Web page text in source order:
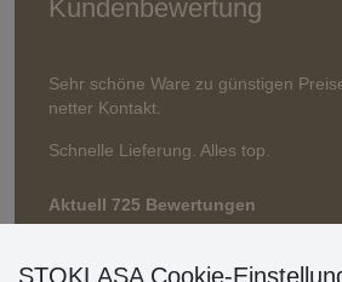
Kundenbewertung
Sehr schöne Ware zu günstigen
netter Kontakt.
Schnelle Lieferung. Alles top.
Aktuell 725 Bewertungen
STOKLASA Cookie-